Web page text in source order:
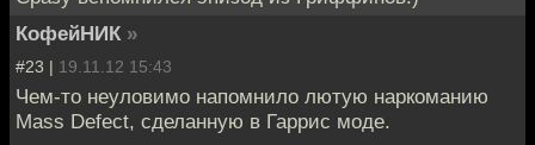
КофейНИК »
#23 | 19.11.12 15:43
Чем-то неуловимо напомнило лютую наркоманию
Mass Defect, сделанную в Гаррис моде.